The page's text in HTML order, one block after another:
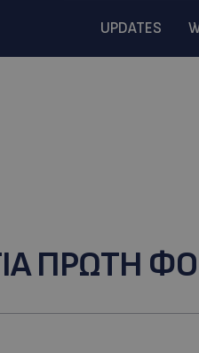
UPDATES
ΠΡΩΤΗ